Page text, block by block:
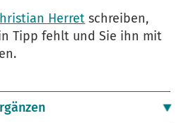
Herret schreiben,
Tipp fehlt und Sie ihn mit